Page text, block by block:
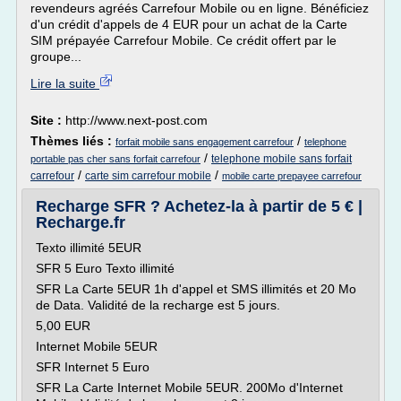
revendeurs agréés Carrefour Mobile ou en ligne. Bénéficiez
d'un crédit d'appels de 4 EUR pour un achat de la Carte
SIM prépayée Carrefour Mobile. Ce crédit offert par le
groupe...
Lire la suite
Site : http://www.next-post.com
Thèmes liés : forfait mobile sans engagement carrefour / telephone
portable pas cher sans forfait carrefour / telephone mobile sans forfait
carrefour / carte sim carrefour mobile / mobile carte prepayee carrefour
Recharge SFR ? Achetez-la à partir de 5 € |
Recharge.fr
Texto illimité 5EUR
SFR 5 Euro Texto illimité
SFR La Carte 5EUR 1h d'appel et SMS illimités et 20 Mo
de Data. Validité de la recharge est 5 jours.
5,00 EUR
Internet Mobile 5EUR
SFR Internet 5 Euro
SFR La Carte Internet Mobile 5EUR. 200Mo d'Internet